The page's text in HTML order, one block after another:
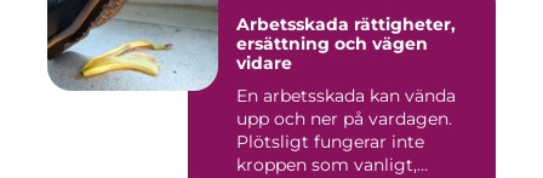
Arbetsskada rättigheter,
ersättning och vägen
vidare
En arbetsskada kan vända
upp och ner på vardagen.
Plötsligt fungerar inte
kroppen som vanligt,